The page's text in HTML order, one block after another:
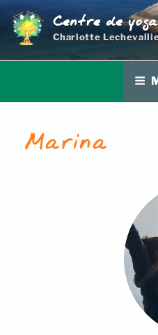
Aller
contenu
principal
Centre de
Charlotte
Marina